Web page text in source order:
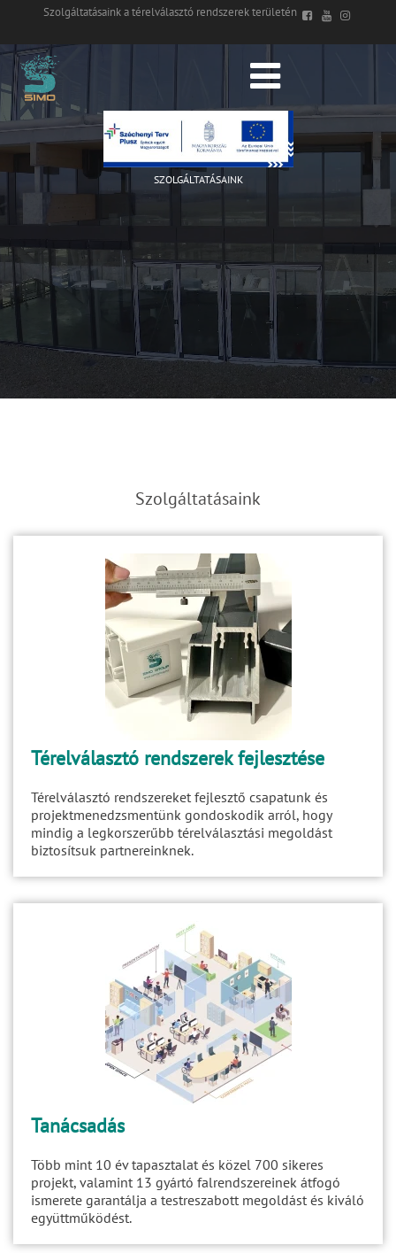
Szolgáltatásaink a térelválasztó rendszerek területén
SZOLGÁLTATÁSAINK
Szolgáltatásaink
Térelválasztó rendszerek fejlesztése
Térelválasztó rendszereket fejlesztő csapatunk és
projektmenedzsmentünk gondoskodik arról, hogy
mindig a legkorszerűbb térelválasztási megoldást
biztosítsuk partnereinknek.
Tanácsadás
Több mint 10 év tapasztalat és közel 700 sikeres
projekt, valamint 13 gyártó falrendszereinek átfogó
ismerete garantálja a testreszabott megoldást és kiváló
együttműködést.